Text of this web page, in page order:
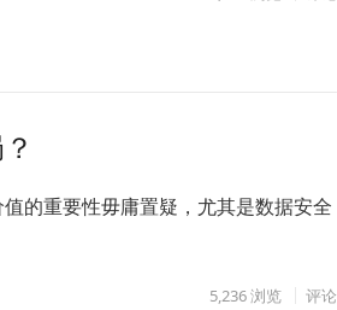
的重要性毋庸置疑，尤其是数据安全
5,236浏览 评论